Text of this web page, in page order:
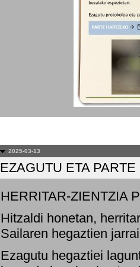
2025-03-13
EZAGUTU ETA
HERRITAR-ZIENTZIA
Hitzaldi honetan,
Sailaren hegaztien
Ezagutu hegaztiei